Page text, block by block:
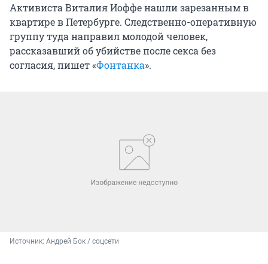
Активиста Виталия Иоффе нашли зарезанным в
квартире в Петербурге. Следственно-оперативную
группу туда направил молодой человек,
рассказавший об убийстве после секса без
согласия, пишет «Фонтанка».
Источник: Андрей Бок / соцсети